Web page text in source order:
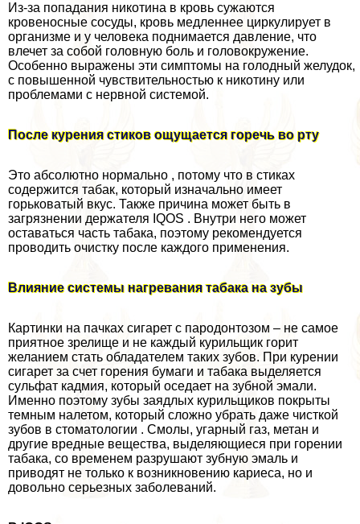
Из-за попадания никотина в кровь сужаются
кровеносные сосуды, кровь медленнее циркулирует в
организме и у человека поднимается давление, что
влечет за собой головную боль и головокружение.
Особенно выражены эти симптомы на голодный желудок,
с повышенной чувствительностью к никотину или
проблемами с нервной системой.
После курения стиков ощущается горечь во рту
Это абсолютно нормально , потому что в стиках
содержится табак, который изначально имеет
горьковатый вкус. Также причина может быть в
загрязнении держателя IQOS . Внутри него может
оставаться часть табака, поэтому рекомендуется
проводить очистку после каждого применения.
Влияние системы нагревания табака на зубы
Картинки на пачках сигарет с пародонтозом – не самое
приятное зрелище и не каждый курильщик горит
желанием стать обладателем таких зубов. При курении
сигарет за счет горения бумаги и табака выделяется
сульфат кадмия, который оседает на зубной эмали.
Именно поэтому зубы заядлых курильщиков покрыты
темным налетом, который сложно убрать даже чисткой
зубов в стоматологии . Смолы, угарный газ, метан и
другие вредные вещества, выделяющиеся при горении
табака, со временем разрушают зубную эмаль и
приводят не только к возникновению кариеса, но и
довольно серьезных заболеваний.